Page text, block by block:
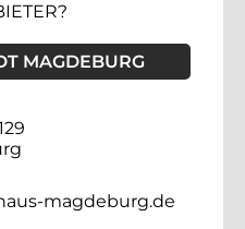
MAGDEBURG
magdeburg.de